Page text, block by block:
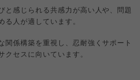
と感じられる共感力が高い人や、問題
る人が適しています。
関係構築を重視し、忍耐強くサポート
クセスに向いています。